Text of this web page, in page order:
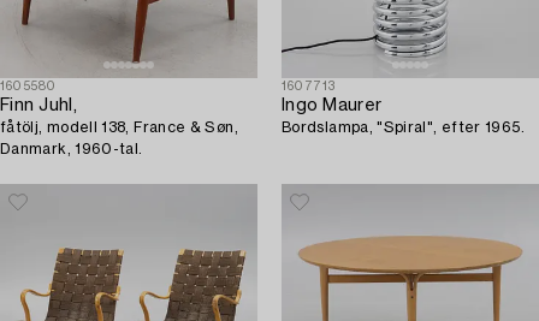
1605580
Finn Juhl,
fåtölj, modell 138, France & Søn,
Danmark, 1960-tal.
1607713
Ingo Maurer
Bordslampa, "Spiral", efter 1965.